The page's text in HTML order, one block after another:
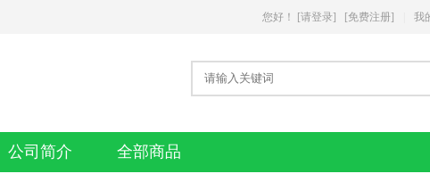
我
您好 ！ [请登录] [免费注册]
公司简介 全部商品